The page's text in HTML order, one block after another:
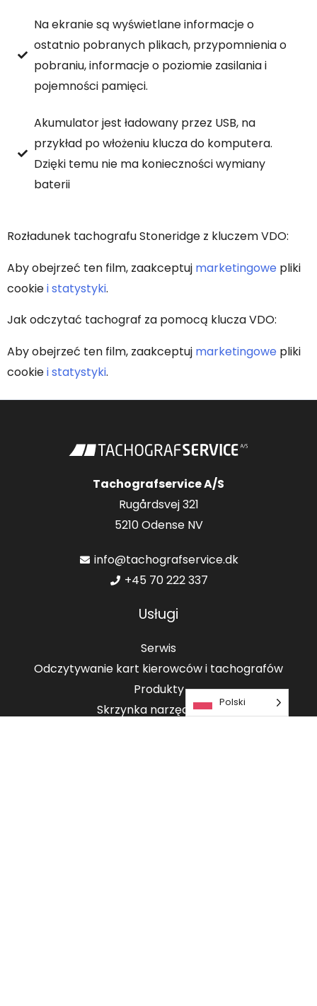
Na ekranie są wyświetlane informacje o
ostatnio pobranych plikach, przypomnienia o
pobraniu, informacje o poziomie zasilania i
pojemności pamięci.
Akumulator jest ładowany przez USB, na
przykład po włożeniu klucza do komputera.
Dzięki temu nie ma konieczności wymiany
baterii
Rozładunek tachografu Stoneridge z kluczem VDO:
Aby obejrzeć ten film, zaakceptuj marketingowe pliki
cookiei statystyki.
Jak odczytać tachograf za pomocą klucza VDO:
Aby obejrzeć ten film, zaakceptuj marketingowe pliki
cookiei statystyki.
Tachografservice A/S
Rugårdsvej 321
5210 Odense NV
info@tachografservice.dk
+45 70 222 337
Usługi
Serwis
Odczytywanie kart kierowców i tachografów
Produkty
Skrzynka narzędziowaPolski